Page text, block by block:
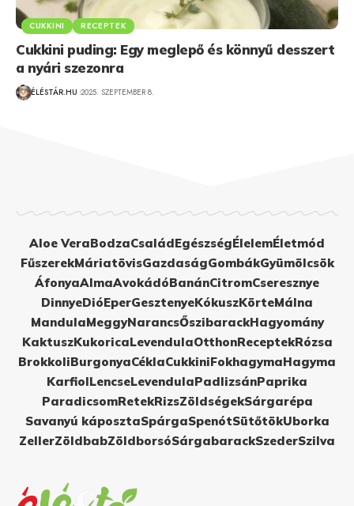
CUKKINI RECEPTEK
Cukkini puding: Egy meglepő és könnyű desszert
a nyári szezonra
ÉLÉSTÁR.HU 2025. SZEPTEMBER 8.
Aloe VeraBodzaCsaládEgészségÉlelemÉletmód
FűszerekMáriatövisGazdaságGombákGyümölcsök
ÁfonyaAlmaAvokádóBanánCitromCseresznye
DinnyeDióEperGesztenyeKókuszKörteMálna
MandulaMeggyNarancsŐszibarackHagyomány
KaktuszKukoricaLevendulaOtthonReceptekRózsa
BrokkoliBurgonyaCéklaCukkiniFokhagymaHagyma
KarfiolLencseLevendulaPadlizsánPaprika
ParadicsomRetekRizsZöldségekSárgarépa
Savanyú káposztaSpárgaSpenótSütőtökUborka
ZellerZöldbabZöldborsóSárgabarackSzederSzilva